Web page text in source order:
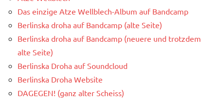
Das einzige Atze Wellblech-Album auf Bandcamp
Berlinska droha auf Bandcamp (alte Seite)
Berlinska droha auf Bandcamp (neuere und trotzdem
alte Seite)
Berlinska Droha auf Soundcloud
Berlinska Droha Website
DAGEGEN! (ganz alter Scheiss)